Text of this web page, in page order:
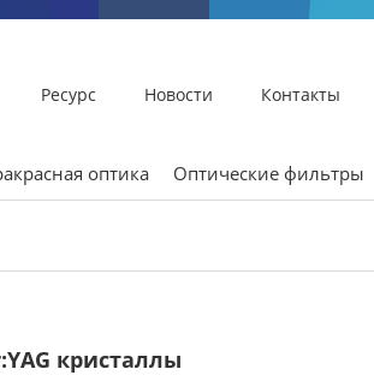
Ресурс Новости Контакты
оптика Оптические фильтры
кристаллы